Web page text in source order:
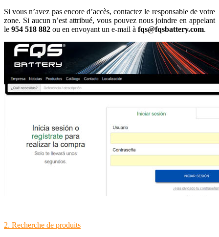
Si vous n’avez pas encore d’accès, contactez le responsable de votre
zone. Si aucun n’est attribué, vous pouvez nous joindre en appelant
le 954 518 882 ou en envoyant un e-mail à fqs@fqsbattery.com.
2. Recherche de produits